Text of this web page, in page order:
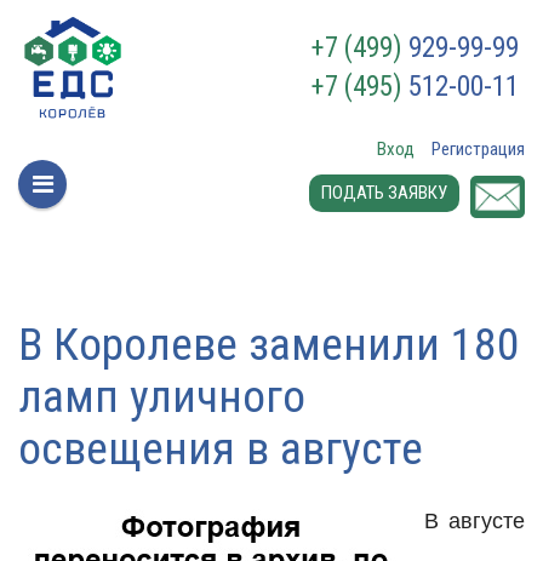
+7 (499) 929-99-99
+7 (495) 512-00-11
Вход
Регистрация
ПОДАТЬ ЗАЯВКУ
В Королеве заменили 180
ламп уличного
освещения в августе
В августе